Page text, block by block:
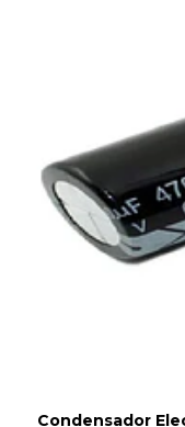
Condensador